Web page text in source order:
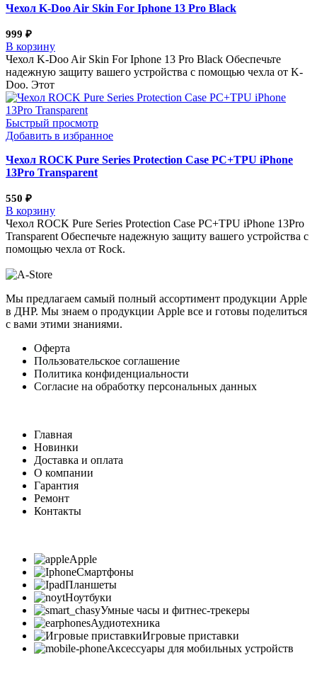
Чехол K-Doo Air Skin For Iphone 13 Pro Black
999 ₽
В корзину
Чехол K-Doo Air Skin For Iphone 13 Pro Black Обеспечьте
надежную защиту вашего устройства с помощью чехла от K-
Doo. Этот
Быстрый просмотр
Добавить в избранное
Чехол ROCK Pure Series Protection Case PC+TPU iPhone
13Pro Transparent
550 ₽
В корзину
Чехол ROCK Pure Series Protection Case PC+TPU iPhone 13Pro
Transparent Обеспечьте надежную защиту вашего устройства с
помощью чехла от Rock.
Мы предлагаем самый полный ассортимент продукции Apple
в ДНР. Мы знаем о продукции Apple все и готовы поделиться
с вами этими знаниями.
Оферта
Пользовательское соглашение
Политика конфиденциальности
Согласие на обработку персональных данных
Главная
Новинки
Доставка и оплата
О компании
Гарантия
Ремонт
Контакты
Apple
Смартфоны
Планшеты
Ноутбуки
Умные часы и фитнес-трекеры
Аудиотехника
Игровые приставки
Аксессуары для мобильных устройств